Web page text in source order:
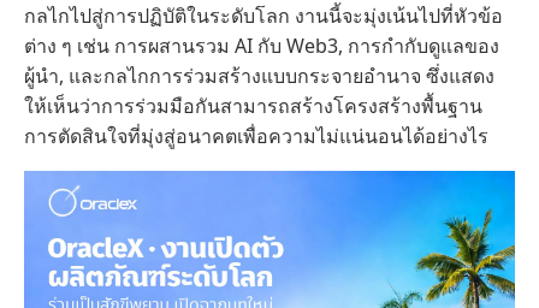
กลไกไปสู่การปฏิบัติในระดับโลก งานนี้จะมุ่งเน้นไปที่หัวข้อ
ต่าง ๆ เช่น การผสานรวม AI กับ Web3, การกำกับดูแลของ
ผู้นำ, และกลไกการร่วมสร้างแบบกระจายอำนาจ ซึ่งแสดง
ให้เห็นว่าการร่วมมือกันสามารถสร้างโครงสร้างพื้นฐาน
การตัดสินใจที่มุ่งสู่อนาคตเพื่อความไม่แน่นอนได้อย่างไร